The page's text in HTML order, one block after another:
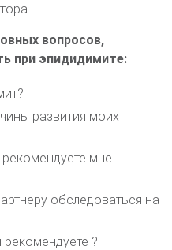
вопросов,
при эпидидимите:
развития моих
мне
обследоваться на
?